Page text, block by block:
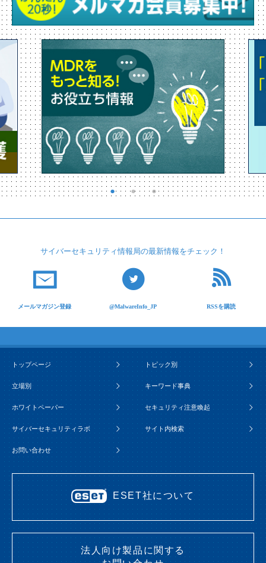
サイバーセキュリティ情報局の最新情報をチェック！
メールマガジン登録 @MalwareInfo_JP RSSを購読
トップページ トピック別
立場別 キーワード事典
ホワイトペーパー セキュリティ注意喚起
サイバーセキュリティラボ サイト内検索
お問い合わせ
ESET社について
法人向け製品に関する